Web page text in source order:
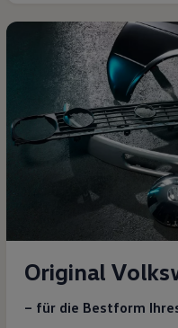
Original
– für die Bestform